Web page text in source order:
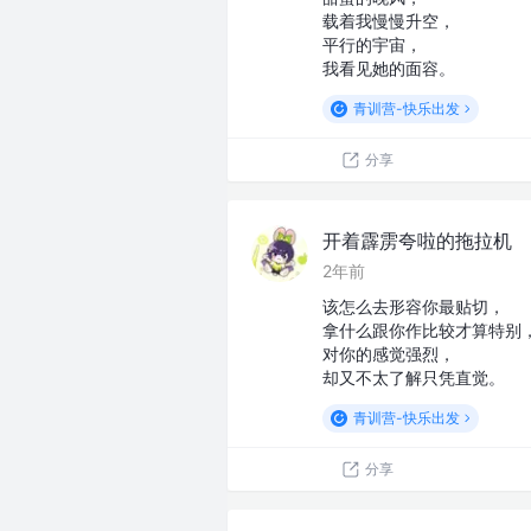
载着我慢慢升空，
平行的宇宙，
我看见她的面容。
青训营-快乐出发
分享
开着霹雳夸啦的拖拉机
2年前
该怎么去形容你最贴切，
拿什么跟你作比较才算特别，
对你的感觉强烈，
却又不太了解只凭直觉。
青训营-快乐出发
分享